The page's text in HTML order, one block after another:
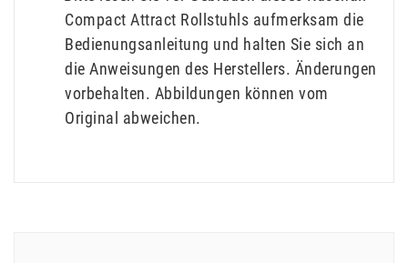
Compact Attract Rollstuhls aufmerksam die
Bedienungsanleitung und halten Sie sich an
die Anweisungen des Herstellers. Änderungen
vorbehalten. Abbildungen können vom
Original abweichen.